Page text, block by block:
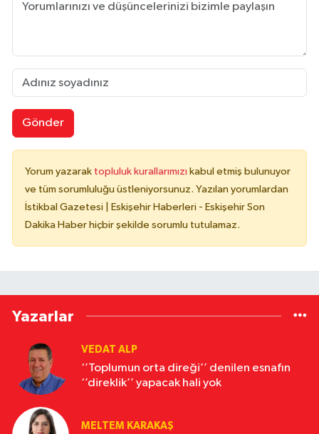
Gönder
Yorum yazarak topluluk kurallarımızı kabul etmiş bulunuyor
ve tüm sorumluluğu üstleniyorsunuz. Yazılan yorumlardan
İstikbal Gazetesi | Eskişehir Haberleri - Eskişehir Son
Dakika Haber hiçbir şekilde sorumlu tutulamaz.
Yazarlar
VEDAT ALP
‘’Toplumun orta direği’’ denilen esnafın
‘’direklik’’ yapacak hali yok
MELTEM KARAKAŞ